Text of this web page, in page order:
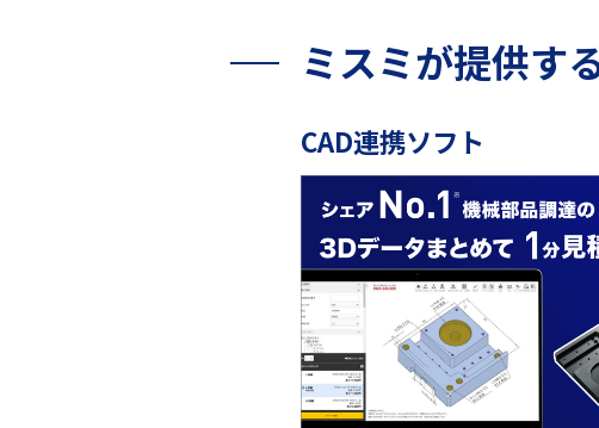
ミスミが提供す
CAD連携ソフト